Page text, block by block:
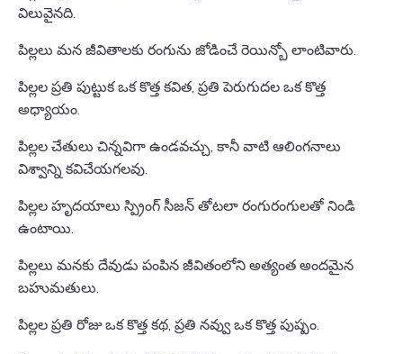
విలువైనది.
పిల్లలు మన జీవితాలకు రంగును జోడించే రెయిన్బో లాంటివారు.
పిల్లల ప్రతి పుట్టుక ఒక కొత్త కవిత, ప్రతి పెరుగుదల ఒక కొత్త
అధ్యాయం.
పిల్లల చేతులు చిన్నవిగా ఉండవచ్చు, కానీ వాటి ఆలింగనాలు
విశ్వాన్ని కవిచేయగలవు.
పిల్లల హృదయాలు స్ప్రింగ్ సీజన్ తోటలా రంగురంగులతో నిండి
ఉంటాయి.
పిల్లలు మనకు దేవుడు పంపిన జీవితంలోని అత్యంత అందమైన
బహుమతులు.
పిల్లల ప్రతి రోజు ఒక కొత్త కథ, ప్రతి నవ్వు ఒక కొత్త పుష్పం.